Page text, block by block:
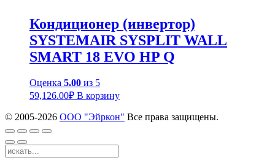
Кондиционер (инвертор)
SYSTEMAIR SYSPLIT WALL
SMART 18 EVO HP Q
Оценка 5.00 из 5
59,126.00₽ В корзину
© 2005-2026 ООО "Эйркон" Все права защищены.